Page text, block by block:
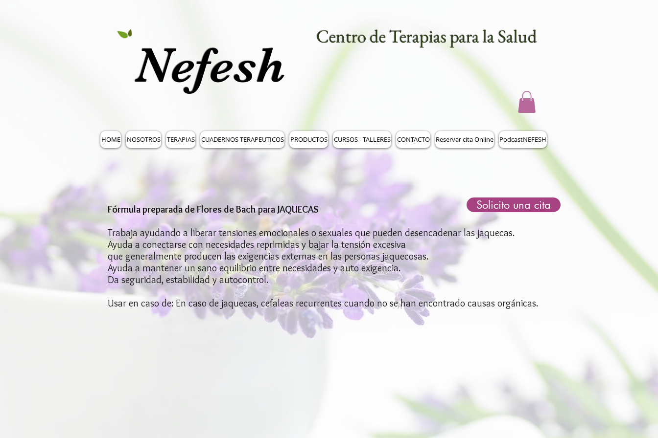
Nefesh
Centro de Terapias para la Salud
HOME NOSOTROS TERAPIAS CUADERNOS TERAPEUTICOS PRODUCTOS CURSOS - TALLERES CONTACTO Reservar cita Online PodcastNEFESH
Fórmula preparada de Flores de Bach para JAQUECAS
Trabaja ayudando a liberar tensiones emocionales o sexuales que pueden desencadenar las jaquecas.
Ayuda a conectarse con necesidades reprimidas y bajar la tensión excesiva
que generalmente producen las exigencias externas en las personas jaquecosas.
Ayuda a mantener un sano equilibrio entre necesidades y auto exigencia.
Da seguridad, estabilidad y autocontrol.
Usar en caso de: En caso de jaquecas, cefaleas recurrentes cuando no se han encontrado causas orgánicas.
Solicito una cita